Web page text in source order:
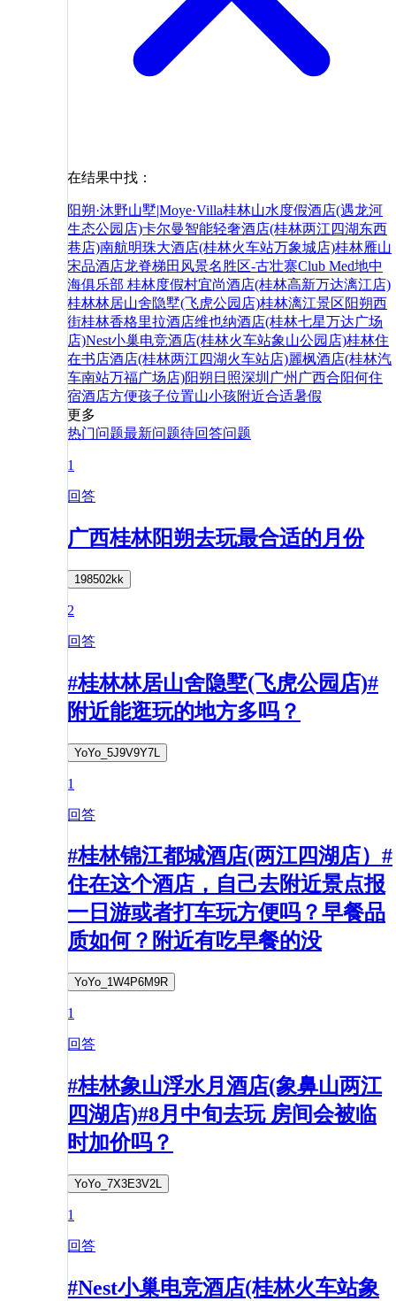
在结果中找：
阳朔·沐野山墅|Moye·Villa桂林山水度假酒店(遇龙河
生态公园店)卡尔曼智能轻奢酒店(桂林两江四湖东西
巷店)南航明珠大酒店(桂林火车站万象城店)桂林雁山
宋品酒店龙脊梯田风景名胜区-古壮寨Club Med地中
海俱乐部 桂林度假村宜尚酒店(桂林高新万达漓江店)
桂林林居山舍隐墅(飞虎公园店)桂林漓江景区阳朔西
街桂林香格里拉酒店维也纳酒店(桂林七星万达广场
店)Nest小巢电竞酒店(桂林火车站象山公园店)桂林住
在书店酒店(桂林两江四湖火车站店)麗枫酒店(桂林汽
车南站万福广场店)阳朔 日照深圳 广州 广西合阳何住
宿酒店方便孩子位置山小孩附近合适暑假
更多
热门问题最新问题待回答问题
1
回答
广西桂林阳朔去玩最合适的月份
198502kk
2
回答
#桂林林居山舍隐墅(飞虎公园店)#
附近能逛玩的地方多吗？
YoYo_5J9V9Y7L
1
回答
#桂林锦江都城酒店(两江四湖店）#
住在这个酒店，自己去附近景点报
一日游或者打车玩方便吗？早餐品
质如何？附近有吃早餐的没
YoYo_1W4P6M9R
1
回答
#桂林象山浮水月酒店(象鼻山两江
四湖店)#8月中旬去玩 房间会被临
时加价吗？
YoYo_7X3E3V2L
1
回答
#Nest小巢电竞酒店(桂林火车站象